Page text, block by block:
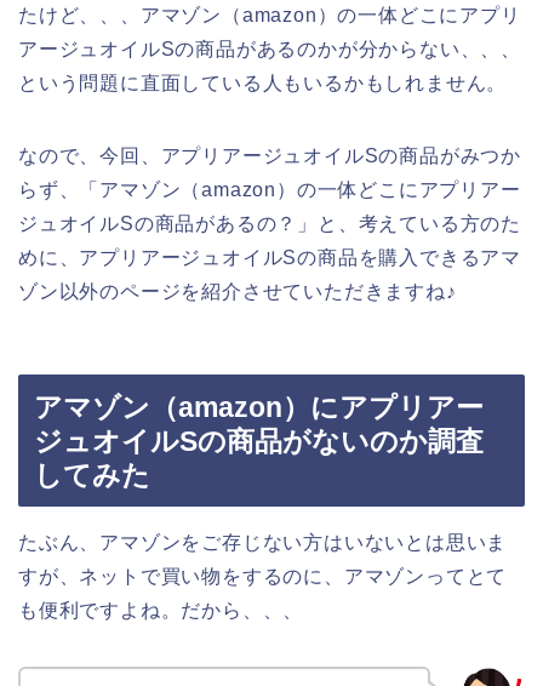
たけど、、、アマゾン（amazon）の一体どこにアプリ
アージュオイルSの商品があるのかが分からない、、、
という問題に直面している人もいるかもしれません。
なので、今回、アプリアージュオイルSの商品がみつか
らず、「アマゾン（amazon）の一体どこにアプリアー
ジュオイルSの商品があるの？」と、考えている方のた
めに、アプリアージュオイルSの商品を購入できるアマ
ゾン以外のページを紹介させていただきますね♪
アマゾン（amazon）にアプリアー
ジュオイルSの商品がないのか調査
してみた
たぶん、アマゾンをご存じない方はいないとは思いま
すが、ネットで買い物をするのに、アマゾンってとて
も便利ですよね。だから、、、